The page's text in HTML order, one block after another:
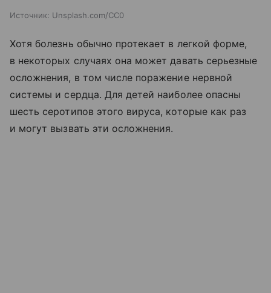
Источник: Unsplash.com/CC0
Хотя болезнь обычно протекает в легкой форме,
в некоторых случаях она может давать серьезные
осложнения, в том числе поражение нервной
системы и сердца. Для детей наиболее опасны
шесть серотипов этого вируса, которые как раз
и могут вызвать эти осложнения.